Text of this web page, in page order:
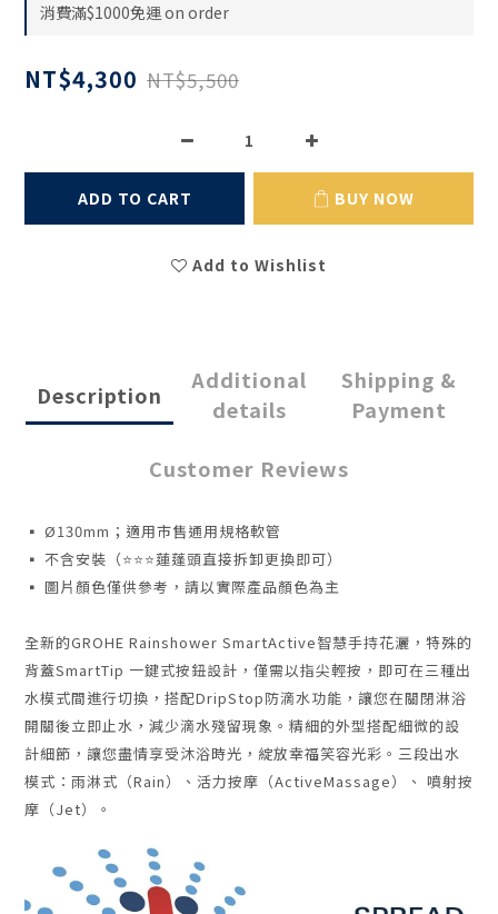
消費滿$1000免運 on order
NT$4,300 NT$5,500
ADD TO CART BUY NOW
Add to Wishlist
Description
Additional
details
Shipping &
Payment
Customer Reviews
▪ Ø130mm；適用市售通用規格軟管
▪ 不含安裝（⭐⭐⭐蓮蓬頭直接拆卸更換即可）
▪ 圖片顏色僅供參考，請以實際產品顏色為主
全新的GROHE Rainshower SmartActive智慧手持花灑，特殊的
背蓋SmartTip 一鍵式按鈕設計，僅需以指尖輕按，即可在三種出
水模式間進行切換，搭配DripStop防滴水功能，讓您在關閉淋浴
開關後立即止水，減少滴水殘留現象。精細的外型搭配細微的設
計細節，讓您盡情享受沐浴時光，綻放幸福笑容光彩。三段出水
模式：雨淋式（Rain）、活力按摩（ActiveMassage）、 噴射按
摩（Jet）。